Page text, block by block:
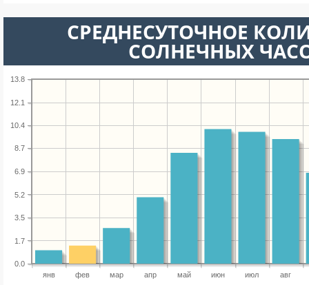
СРЕДНЕСУТОЧНОЕ
СОЛНЕЧНЫХ
янв фев мар апр май июн июл авг
0.0
1.7
3.5
5.2
6.9
8.7
10.4
12.1
13.8